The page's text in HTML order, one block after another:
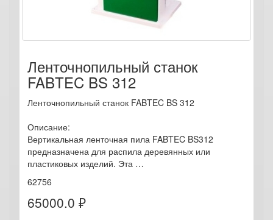
Ленточнопильный станок
FABTEC BS 312
Ленточнопильный станок FABTEC BS 312
Описание:
Вертикальная ленточная пила FABTEC BS312
предназначена для распила деревянных или
пластиковых изделий. Эта …
62756
65000.0 ₽